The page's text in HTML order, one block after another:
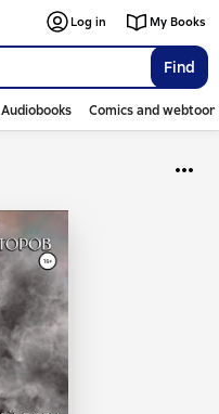
Find
Log in My Books
Audiobooks Comics and